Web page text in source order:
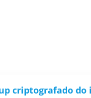
criptografado